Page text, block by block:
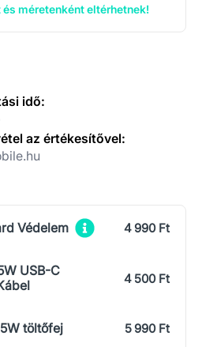
méretenként eltérhetnek!
idő:
az értékesítővel:
Védelem 4 990 Ft
USB-C
4 500 Ft
töltőfej 5 990 Ft